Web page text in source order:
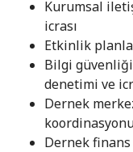
Kurumsal
icrası
Etkinlik
Bilgi
denetimi ve
Dernek
Dernek